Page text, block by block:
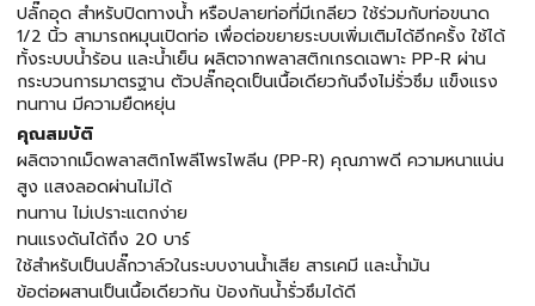
ปลั๊กอุด สำหรับปิดทางน้ำ หรือปลายท่อที่มีเกลียว ใช้ร่วมกับท่อขนาด
1/2 นิ้ว สามารถหมุนเปิดท่อ เพื่อต่อขยายระบบเพิ่มเติมได้อีกครั้ง ใช้ได้
ทั้งระบบน้ำร้อน และน้ำเย็น ผลิตจากพลาสติกเกรดเฉพาะ PP-R ผ่าน
กระบวนการมาตรฐาน ตัวปลั๊กอุดเป็นเนื้อเดียวกันจึงไม่รั่วซึม แข็งแรง
ทนทาน มีความยืดหยุ่น
คุณสมบัติ
ผลิตจากเม็ดพลาสติกโพลีโพรไพลีน (PP-R) คุณภาพดี ความหนาแน่น
สูง แสงลอดผ่านไม่ได้
ทนทาน ไม่เปราะแตกง่าย
ทนแรงดันได้ถึง 20 บาร์
ใช้สำหรับเป็นปลั๊กวาล์วในระบบงานน้ำเสีย สารเคมี และน้ำมัน
ข้อต่อผสานเป็นเนื้อเดียวกัน ป้องกันน้ำรั่วซึมได้ดี